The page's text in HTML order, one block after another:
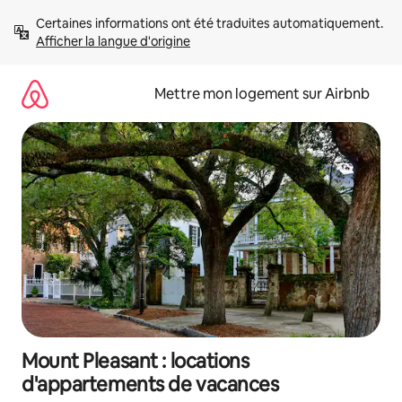
directement
Afficher la langue d'origine
Mettre mon logement sur Airbnb
Mount Pleasant : locations
d'appartements de vacances